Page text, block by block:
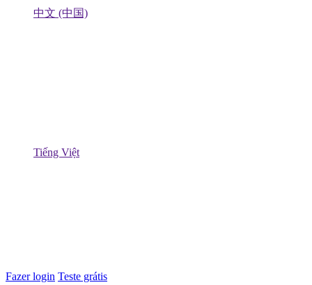
中文 (中国)
Tiếng Việt
Fazer login Teste grátis